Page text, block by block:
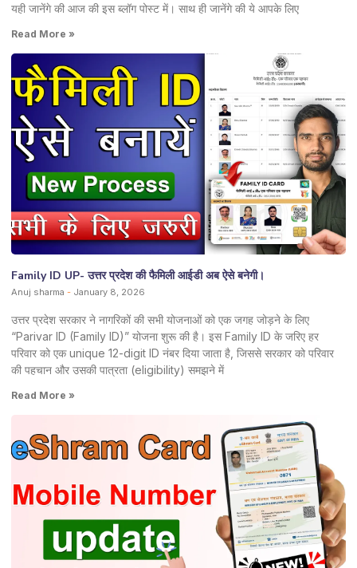
यही जानेंगे की आज की इस ब्लॉग पोस्ट में। साथ ही जानेंगे की ये आपके लिए
Read More »
Family ID UP- उत्तर प्रदेश की फैमिली आईडी अब ऐसे बनेगी।
Anuj sharma January 8, 2026
उत्तर प्रदेश सरकार ने नागरिकों की सभी योजनाओं को एक जगह जोड़ने के लिए
“Parivar ID (Family ID)” योजना शुरू की है। इस Family ID के जरिए हर
परिवार को एक unique 12-digit ID नंबर दिया जाता है, जिससे सरकार को परिवार
की पहचान और उसकी पात्रता (eligibility) समझने में
Read More »